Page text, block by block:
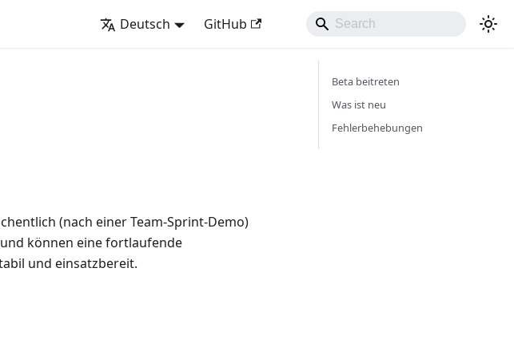
Deutsch GitHub
(nach einer Team-Sprint-Demo)
können eine fortlaufende
und einsatzbereit.
Beta beitreten
Was ist neu
Fehlerbehebungen